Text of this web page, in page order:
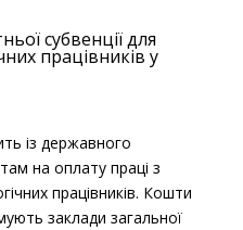
субвенції для
працівників у
із державного
на оплату праці з
працівників. Кошти
заклади загальної